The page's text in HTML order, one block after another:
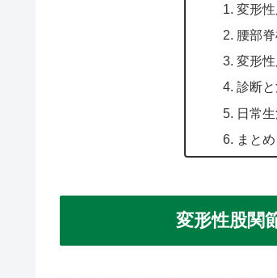
1. 変形
2. 腰部
3. 変形
4. 診断
5. 日常
6. まとめ
変形性股関